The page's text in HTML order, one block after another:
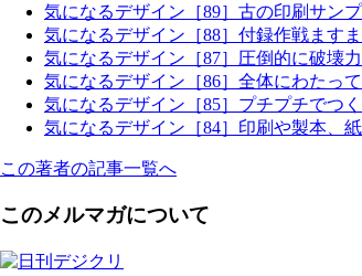
気になるデザイン［89］古の印刷サン
気になるデザイン［88］付録作戦ます
気になるデザイン［87］圧倒的に破壊
気になるデザイン［86］全体にわたっ
気になるデザイン［85］プチプチでつ
気になるデザイン［84］印刷や製本、
この著者の記事一覧へ
このメルマガについて